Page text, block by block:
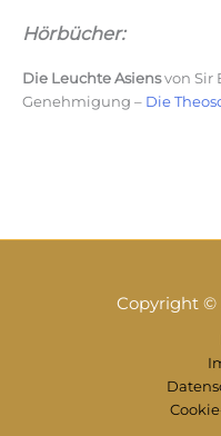
Hörbücher:
Die Leuchte Asiensvon Sir
Genehmigung – Die
Copyright ©